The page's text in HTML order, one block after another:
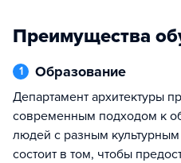
Преимущества
1 Образование
Департамент архитектуры предлагает учебную среду с
современным подходом к
людей с разным
состоит в том, чтобы